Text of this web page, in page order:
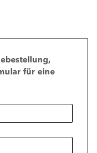
für eine